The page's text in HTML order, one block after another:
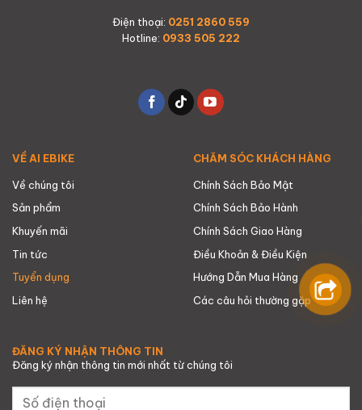
Điện thoại: 0251 2860 559
Hotline: 0933 505 222
VỀ AI EBIKE
Về chúng tôi
Sản phẩm
Khuyến mãi
Tin tức
Tuyển dụng
Liên hệ
CHĂM SÓC KHÁCH HÀNG
Chính Sách Bảo Mật
Chính Sách Bảo Hành
Chính Sách Giao Hàng
Điều Khoản & Điều Kiện
Hướng Dẫn Mua Hàng
Các câu hỏi thường gặp
ĐĂNG KÝ NHẬN THÔNG TIN
Đăng ký nhận thông tin mới nhất từ chúng tôi